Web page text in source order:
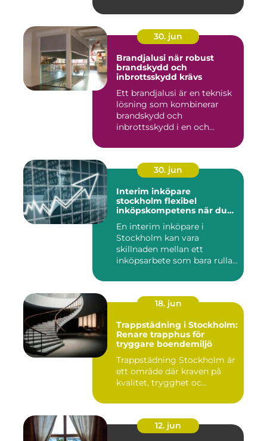
30. jun
Brandjalusi när robust
brandskydd och
inbrottsskydd krävs
Ett brandjalusi är en teknisk
lösning som kombinerar
brandskydd och
inbrottsskydd i en och
30. jun
Interim inköpare
stockholm flexibel
inköpskompetens när du
En interim inköpare i
Stockholm kan vara
skillnaden mellan ett
inköpsarbete som bara rullar
18. jun
Trappstädning i Stockholm:
Renare trapphus för
tryggare boendemiljö
Trappstädning Stockholm är
ett område där kraven på
kvalitet, trygghet oc...
12. jun